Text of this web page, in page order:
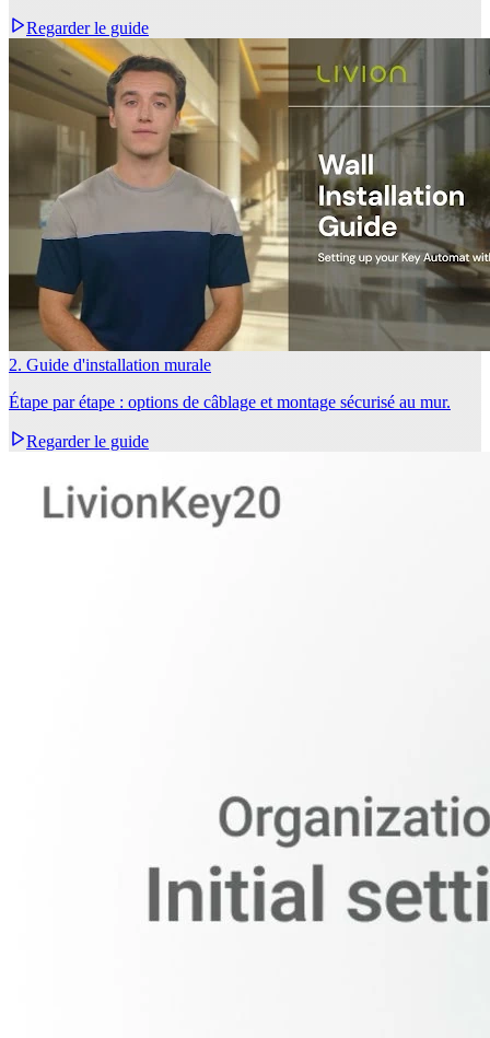
Regarder le guide
2. Guide d'installation murale
Étape par étape : options de câblage et montage sécurisé au mur.
Regarder le guide